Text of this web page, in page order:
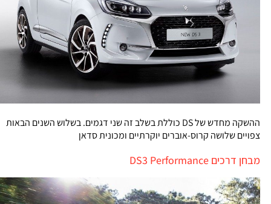
ההשקה מחדש של DS כוללת בשלב זה שני דגמים. בשלוש השנים הבאות
צפויים שלושה קרוס-אוברים יוקרתיים ומכונית סדאן
מבחן דרכים DS3 Performance